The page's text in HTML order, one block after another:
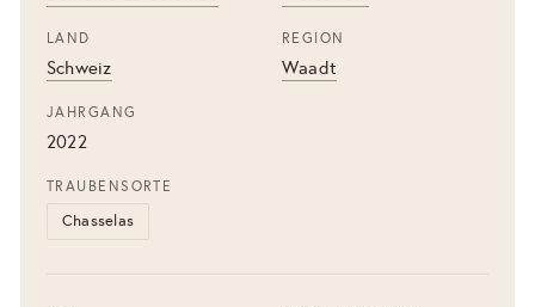
LAND
Schweiz
REGION
Waadt
JAHRGANG
2022
TRAUBENSORTE
Chasselas